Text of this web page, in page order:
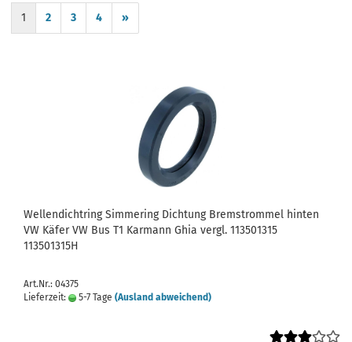
1 2 3 4 »
Wellendichtring Simmering Dichtung Bremstrommel hinten
VW Käfer VW Bus T1 Karmann Ghia vergl. 113501315
113501315H
Art.Nr.: 04375
Lieferzeit:
5-7 Tage (Ausland abweichend)